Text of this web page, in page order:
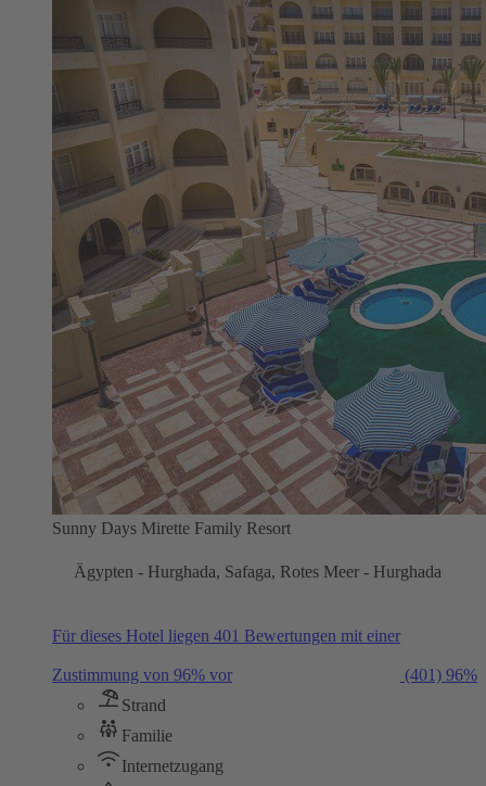
Sunny Days Mirette Family Resort
Ägypten - Hurghada, Safaga, Rotes Meer - Hurghada
Für dieses Hotel liegen 401 Bewertungen mit einer
Zustimmung von 96% vor (401) 96%
Strand
Familie
Internetzugang